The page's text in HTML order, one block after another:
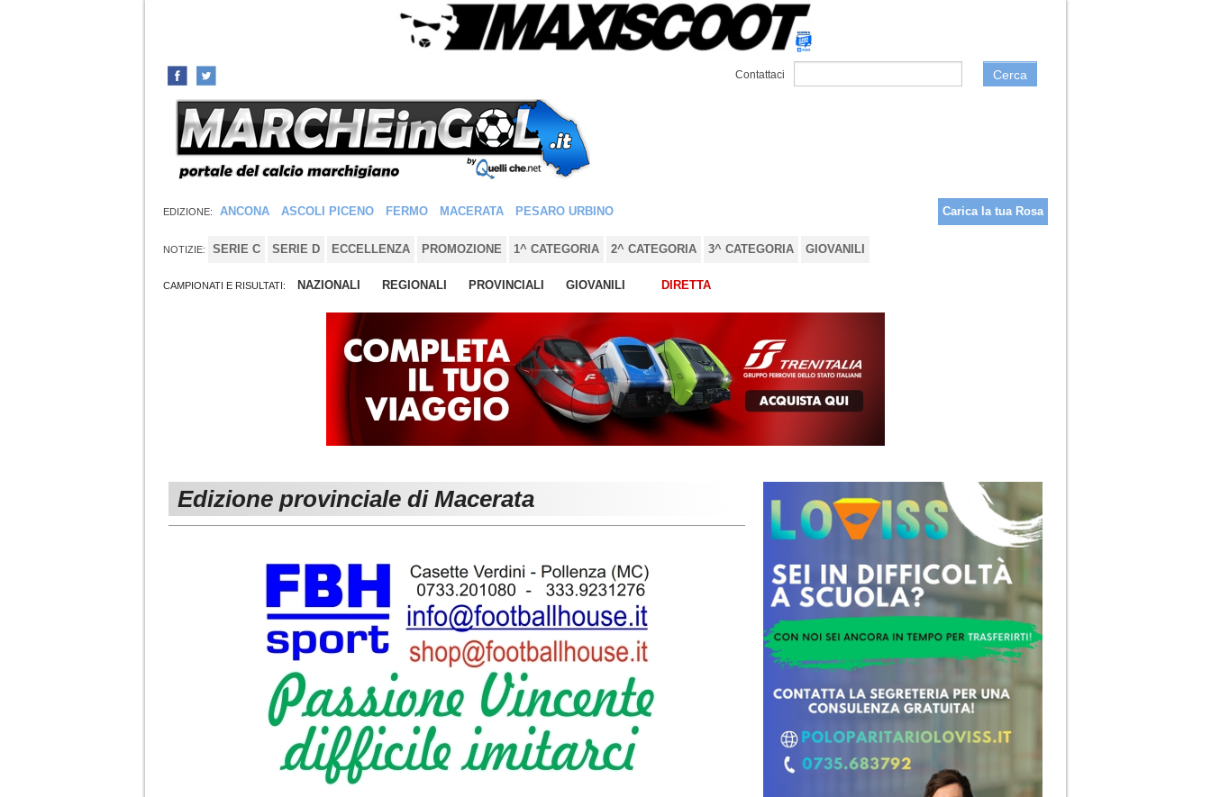
Contattaci Cerca
EDIZIONE: ANCONA ASCOLI PICENO FERMO MACERATA PESARO URBINO Carica la tua Rosa
NOTIZIE: SERIE C SERIE D ECCELLENZA PROMOZIONE 1^ CATEGORIA 2^ CATEGORIA 3^ CATEGORIA GIOVANILI
CAMPIONATI E RISULTATI: NAZIONALI REGIONALI PROVINCIALI GIOVANILI DIRETTA
Edizione provinciale di Macerata